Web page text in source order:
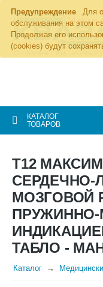
Предупреждение
Для
обслуживания на этом
Продолжая его
(cookies) будут
КАТАЛОГ
ТОВАРОВ
Т12
СЕРДЕЧНО-
МОЗГОВОЙ
ПРУЖИННО-
ТАБЛО -
Каталог